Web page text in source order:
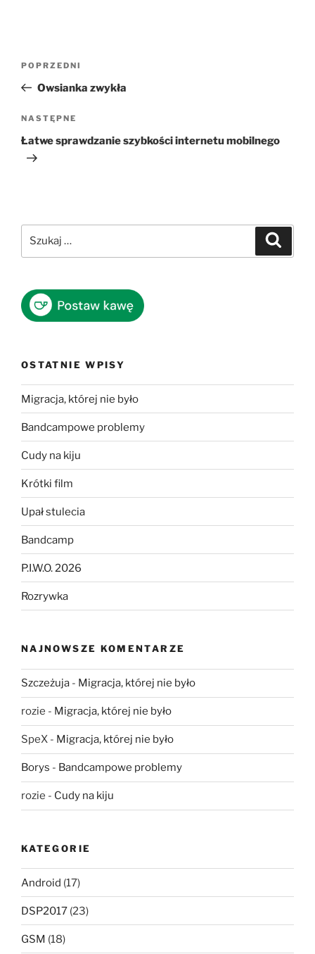
Poprzedni
wpis
POPRZEDNI
Owsianka zwykła
Następny
wpis
NASTĘPNE
Łatwe sprawdzanie szybkości internetu mobilnego
OSTATNIE WPISY
Migracja, której nie było
Bandcampowe problemy
Cudy na kiju
Krótki film
Upał stulecia
Bandcamp
P.I.W.O. 2026
Rozrywka
NAJNOWSZE KOMENTARZE
Szczeżuja - Migracja, której nie było
rozie - Migracja, której nie było
SpeX - Migracja, której nie było
Borys - Bandcampowe problemy
rozie - Cudy na kiju
KATEGORIE
Android (17)
DSP2017 (23)
GSM (18)